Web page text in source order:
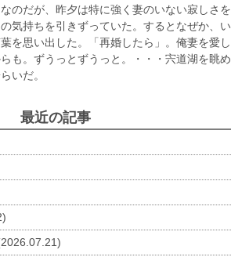
のだが、昨夕は特に強く妻のいない寂しさを
気持ちを引きずっていた。するとなぜか、い
を思い出した。「再婚したら」。俺妻を愛し
も。ずうっとずうっと。・・・宍道湖を眺め
いだ。
最近の記事